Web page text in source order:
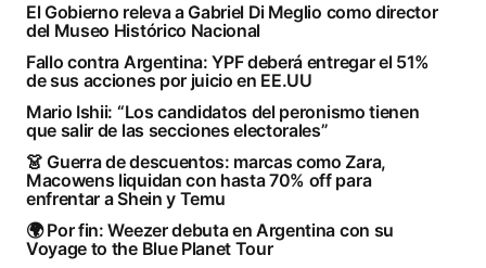
El Gobierno releva a Gabriel Di Meglio como director
del Museo Histórico Nacional
Fallo contra Argentina: YPF deberá entregar el 51%
de sus acciones por juicio en EE.UU
Mario Ishii: “Los candidatos del peronismo tienen
que salir de las secciones electorales”
👗 Guerra de descuentos: marcas como Zara,
Macowens liquidan con hasta 70% off para
enfrentar a Shein y Temu
🌍 Por fin: Weezer debuta en Argentina con su
Voyage to the Blue Planet Tour